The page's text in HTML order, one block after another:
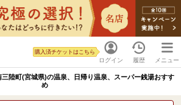
ログイン
購入済チケットはこちら
履歴 メニュー
陸町(宮城県)の温泉、日帰り温泉、スーパー銭湯おすす
め